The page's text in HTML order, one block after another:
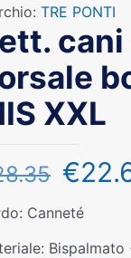
TRE PONTI
XXL
€
Canneté